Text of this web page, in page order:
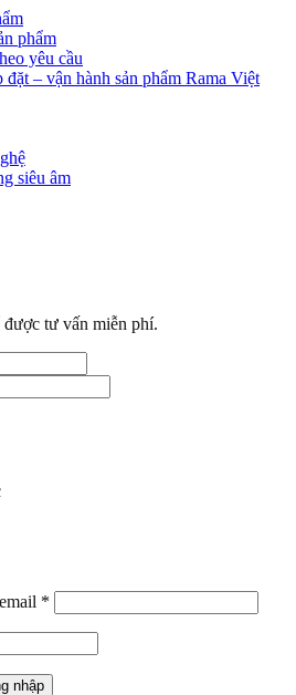
phẩm
yêu cầu
– vận hành sản phẩm Rama Việt
siêu âm
tư vấn miễn phí.
*
nhập